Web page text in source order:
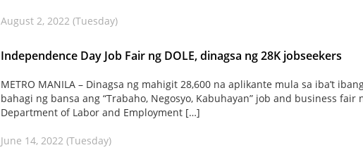
August 2, 2022 (Tuesday)
Independence Day Job Fair ng DOLE, dinagsa ng 28K jobseekers
METRO MANILA – Dinagsa ng mahigit 28,600 na aplikante mula sa iba’t
bahagi ng bansa ang “Trabaho, Negosyo, Kabuhayan” job and business fair
Department of Labor and Employment […]
June 14, 2022 (Tuesday)